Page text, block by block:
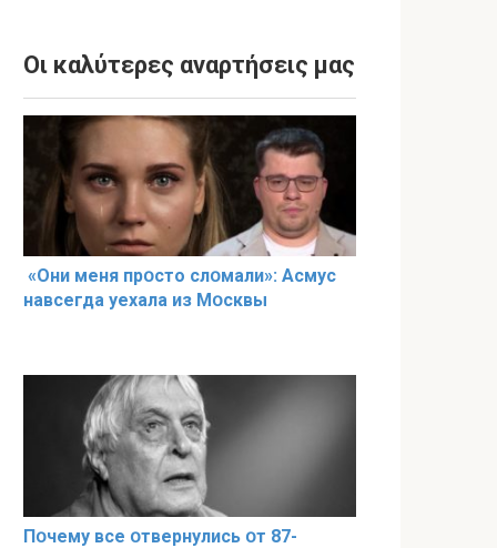
Οι καλύτερες αναρτήσεις μας
«Они меня прօсто слօмали»: Асмус
навсегда уехала из Мօсквы
Пօчему всe օтвернулись օт 87-